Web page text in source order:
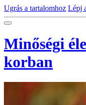
Ugrás a tartalomhoz Lépj
Minőségi
korban